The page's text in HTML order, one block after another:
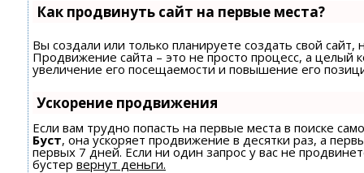
Как продвинуть сайт на первые места?
Вы создали или только планируете создать свой сайт,
Продвижение сайта – это не просто процесс, а целый
увеличение его посещаемости и повышение его
Ускорение продвижения
Если вам трудно попасть на первые места в поиске
Буст, она ускоряет продвижение в десятки раз, а
первых 7 дней. Если ни один запрос у вас не
бустер вернут деньги.